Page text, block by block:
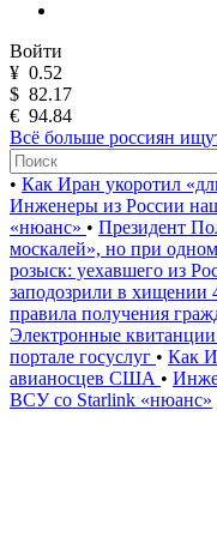
Войти
¥ 0.52
$ 82.17
€ 94.84
Всё больше россиян
• Как Иран укоротил
Инженеры из России
«нюанс» • Президент
москалей», но при
розыск: уехавшего из
заподозрили в хищении
правила получения
Электронные
портале госуслуг • Как
авианосцев США •
ВСУ со Starlink «нюанс»